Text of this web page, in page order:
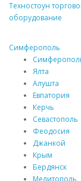
Техностоун
оборудование
Симферополь
Ялта
Алушта
Евпатория
Керчь
Севастополь
Феодосия
Джанкой
Крым
Бердянск
Мелитополь